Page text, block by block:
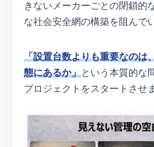
きないメーカーごとの閉鎖的
な社会安全網の構築を阻んで
「設置台数よりも重要なのは
態にあるか」という本質的な
プロジェクトをスタートさせ